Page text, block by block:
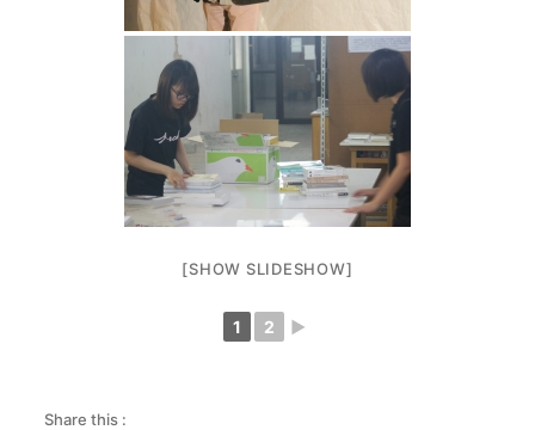
[SHOW SLIDESHOW]
1 2 ►
Share this :